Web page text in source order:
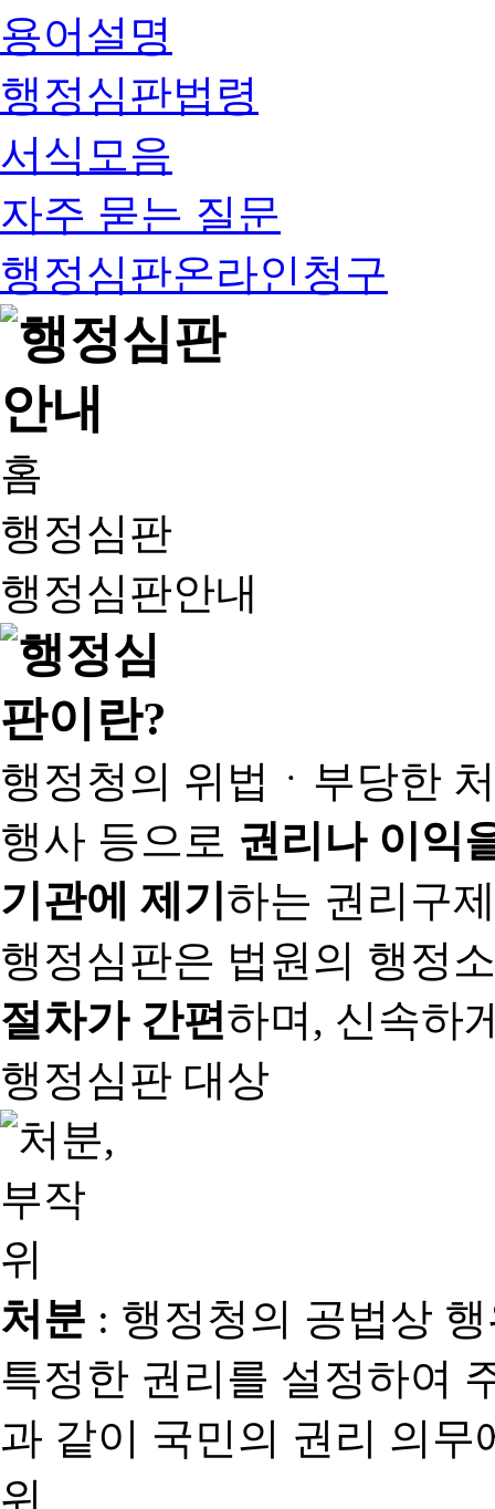
용어설명
행정심판법령
서식모음
자주 묻는 질문
행정심판온라인청구
홈
행정심판
행정심판안내
행정청의 위법ㆍ부당한
행사 등으로 권리나 이익
기관에 제기하는 권리구
행정심판은 법원의 행정
절차가 간편하며, 신속하
행정심판 대상
처분 : 행정청의 공법상
특정한 권리를 설정하여
과 같이 국민의 권리 의
위